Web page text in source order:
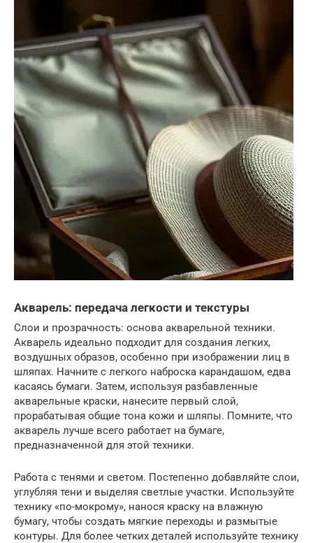
Акварель: передача легкости и текстуры
Слои и прозрачность: основа акварельной техники.
Акварель идеально подходит для создания легких,
воздушных образов, особенно при изображении лиц в
шляпах. Начните с легкого наброска карандашом, едва
касаясь бумаги. Затем, используя разбавленные
акварельные краски, нанесите первый слой,
прорабатывая общие тона кожи и шляпы. Помните, что
акварель лучше всего работает на бумаге,
предназначенной для этой техники.
Работа с тенями и светом. Постепенно добавляйте слои,
углубляя тени и выделяя светлые участки. Используйте
технику «по-мокрому», нанося краску на влажную
бумагу, чтобы создать мягкие переходы и размытые
контуры. Для более четких деталей используйте технику